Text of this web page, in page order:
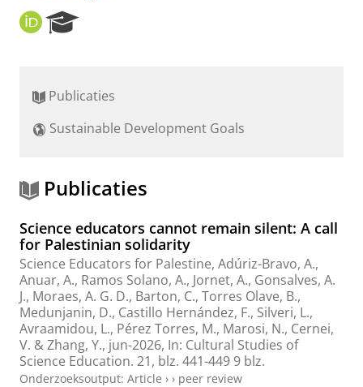
O
R
r
h
r
t
l
Publicaties
Sustainable Development Goals
Publicaties
Science educators cannot remain silent: A call
for Palestinian solidarity
Science Educators for Palestine, Adúriz-Bravo, A.,
Anuar, A., Ramos Solano, A., Jornet, A., Gonsalves, A.
J., Moraes, A. G. D., Barton, C., Torres Olave, B.,
Medunjanin, D., Castillo Hernández, F., Silveri, L.,
Avraamidou, L., Pérez Torres, M., Marosi, N., Cernei,
V. &Zhang, Y., jun-2026, In: Cultural Studies of
Science Education. 21, blz. 441-449 9 blz.
Onderzoeksoutput: Article › › peer review